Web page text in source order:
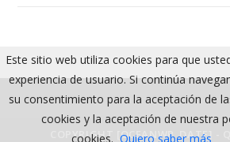
COPYRIGHT [OCEANWP_DATE] -
Este sitio web utiliza cookies para que
experiencia de usuario. Si continúa
su consentimiento para la aceptación de
cookies y la aceptación de nuestra
cookies. Quiero saber más